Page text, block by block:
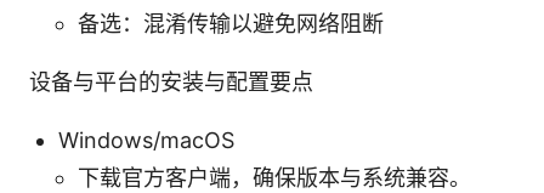
备选：混淆传输以避免网络阻断
设备与平台的安装与配置要点
Windows/macOS
下载官方客户端，确保版本与系统兼容。